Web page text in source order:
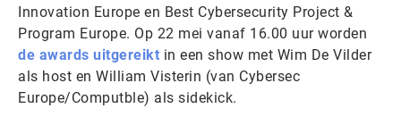
Innovation Europe en Best Cybersecurity Project &
Program Europe. Op 22 mei vanaf 16.00 uur worden
de awards uitgereikt in een show met Wim De Vilder
als host en William Visterin (van Cybersec
Europe/Computble) als sidekick.